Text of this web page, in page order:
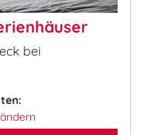
bei
ändern